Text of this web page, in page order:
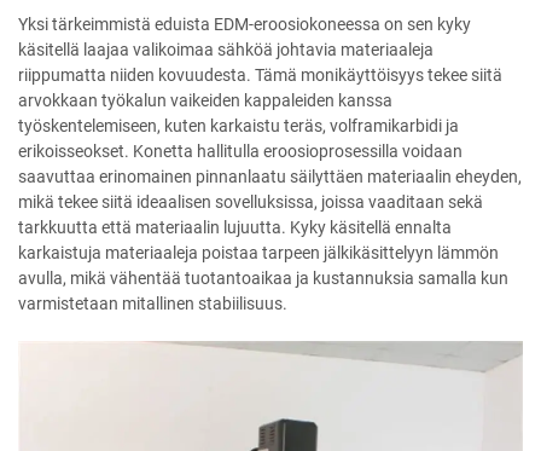
Yksi tärkeimmistä eduista EDM-eroosiokoneessa on sen kyky
käsitellä laajaa valikoimaa sähköä johtavia materiaaleja
riippumatta niiden kovuudesta. Tämä monikäyttöisyys tekee siitä
arvokkaan työkalun vaikeiden kappaleiden kanssa
työskentelemiseen, kuten karkaistu teräs, volframikarbidi ja
erikoisseokset. Konetta hallitulla eroosioprosessilla voidaan
saavuttaa erinomainen pinnanlaatu säilyttäen materiaalin eheyden,
mikä tekee siitä ideaalisen sovelluksissa, joissa vaaditaan sekä
tarkkuutta että materiaalin lujuutta. Kyky käsitellä ennalta
karkaistuja materiaaleja poistaa tarpeen jälkikäsittelyyn lämmön
avulla, mikä vähentää tuotantoaikaa ja kustannuksia samalla kun
varmistetaan mitallinen stabiilisuus.